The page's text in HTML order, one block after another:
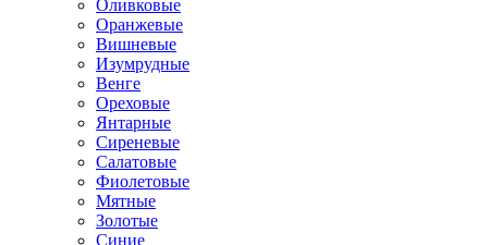
Оливковые
Оранжевые
Вишневые
Изумрудные
Венге
Ореховые
Янтарные
Сиреневые
Салатовые
Фиолетовые
Мятные
Золотые
Синие